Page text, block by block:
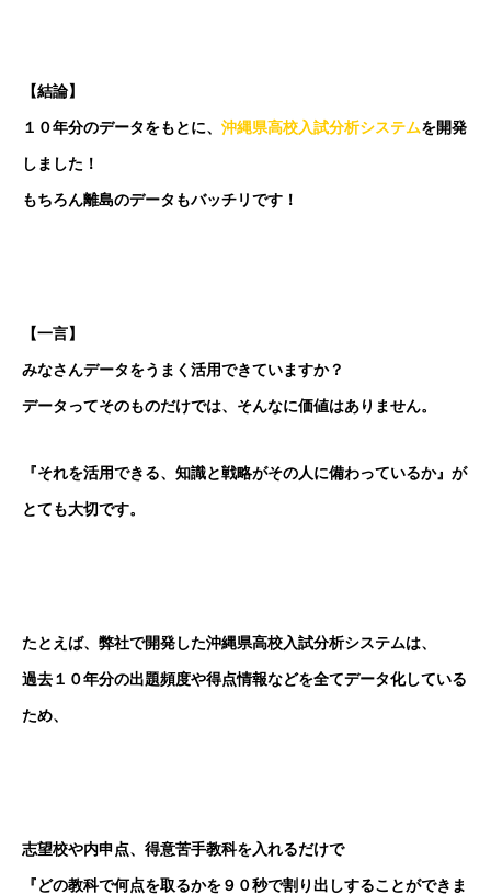
【結論】
１０年分のデータをもとに、 沖縄県高校入試分析システムを開発
しました！
もちろん離島のデータもバッチリです！
【一言】
みなさんデータをうまく活用できていますか？
データってそのものだけでは、そんなに価値はありません。
『それを活用できる、知識と戦略がその人に備わっているか』が
とても大切です。
たとえば、弊社で開発した沖縄県高校入試分析システムは、
過去１０年分の出題頻度や得点情報などを全てデータ化している
ため、
志望校や内申点、得意苦手教科を入れるだけで
『どの教科で何点を取るかを９０秒で割り出しすることができま